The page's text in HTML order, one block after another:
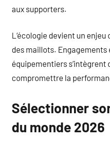
aux supporters.
L’écologie devient un
des maillots.
équipementiers s’intègrent
compromettre la
Sélectionner
du monde 2026